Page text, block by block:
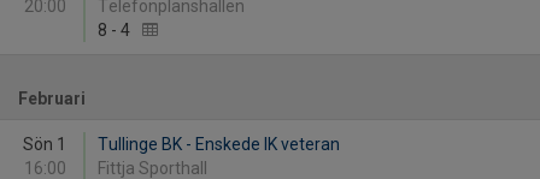
20:00
Telefonplanshallen
8 - 4
Februari
Sön 1
16:00
Tullinge BK - Enskede IK veteran
Fittja Sporthall